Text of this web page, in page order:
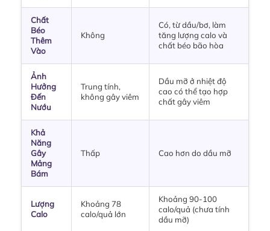
Chất
Béo
Thêm
Vào
Không
Có, từ dầu/bơ, làm
tăng lượng calo và
chất béo bão hòa
Ảnh
Hưởng
Đến
Nướu
Trung tính,
không gây viêm
Dầu mỡ ở nhiệt độ
cao có thể tạo hợp
chất gây viêm
Khả
Năng
Gây
Mảng
Bám
Thấp Cao hơn do dầu mỡ
Lượng
Calo
Khoảng 78
calo/quả lớn
Khoảng 90-100
calo/quả (chưa tính
dầu mỡ)